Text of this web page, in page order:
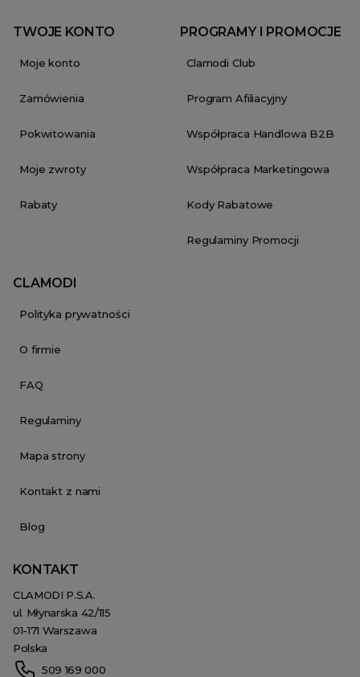
TWOJE KONTO
Moje konto
Zamówienia
Pokwitowania
Moje zwroty
Rabaty
PROGRAMY I PROMOCJE
Clamodi Club
Program Afiliacyjny
Współpraca Handlowa B2B
Współpraca Marketingowa
Kody Rabatowe
Regulaminy Promocji
CLAMODI
Polityka prywatności
O firmie
FAQ
Regulaminy
Mapa strony
Kontakt z nami
Blog
KONTAKT
CLAMODI P.S.A.
ul. Młynarska 42/115
01-171 Warszawa
Polska
509 169 000